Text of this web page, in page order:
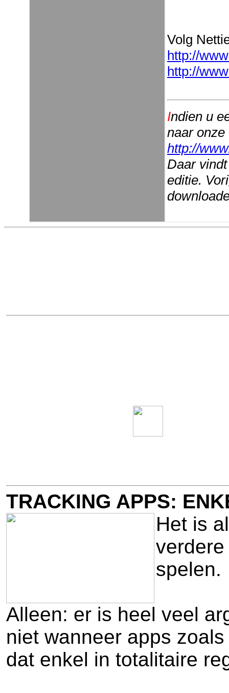
Volg
http://
http://
Indien u
naar
http://
Daar
editie.
TRACKING APPS:
Het is
spelen.
Alleen: er is heel veel
niet wanneer apps
dat enkel in totalitaire